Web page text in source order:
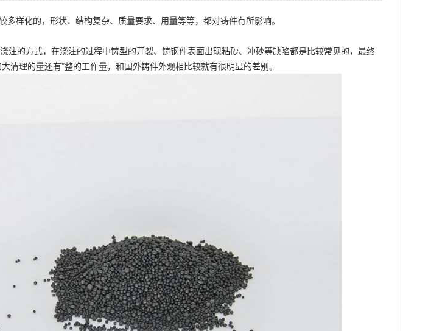
样化的，形状、结构复杂、质量要求、用量等等，都对铸件有所影响。
注的方式，在浇注的过程中铸型的开裂、铸钢件表面出现粘砂、冲砂等缺陷都是比较常见的，最终
清理的量还有*整的工作量，和国外铸件外观相比较就有很明显的差别。